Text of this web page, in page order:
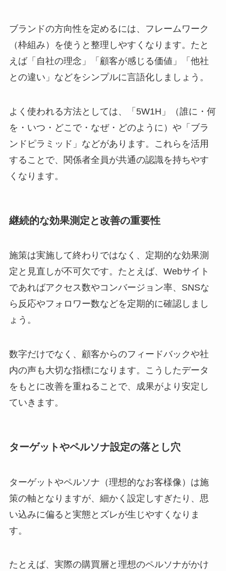
ブランドの方向性を定めるには、フレームワーク
（枠組み）を使うと整理しやすくなります。たと
えば「自社の理念」「顧客が感じる価値」「他社
との違い」などをシンプルに言語化しましょう。
よく使われる方法としては、「5W1H」（誰に・何
を・いつ・どこで・なぜ・どのように）や「ブラ
ンドピラミッド」などがあります。これらを活用
することで、関係者全員が共通の認識を持ちやす
くなります。
継続的な効果測定と改善の重要性
施策は実施して終わりではなく、定期的な効果測
定と見直しが不可欠です。たとえば、Webサイト
であればアクセス数やコンバージョン率、SNSな
ら反応やフォロワー数などを定期的に確認しまし
ょう。
数字だけでなく、顧客からのフィードバックや社
内の声も大切な指標になります。こうしたデータ
をもとに改善を重ねることで、成果がより安定し
ていきます。
ターゲットやペルソナ設定の落とし穴
ターゲットやペルソナ（理想的なお客様像）は施
策の軸となりますが、細かく設定しすぎたり、思
い込みに偏ると実態とズレが生じやすくなりま
す。
たとえば、実際の購買層と理想のペルソナがかけ